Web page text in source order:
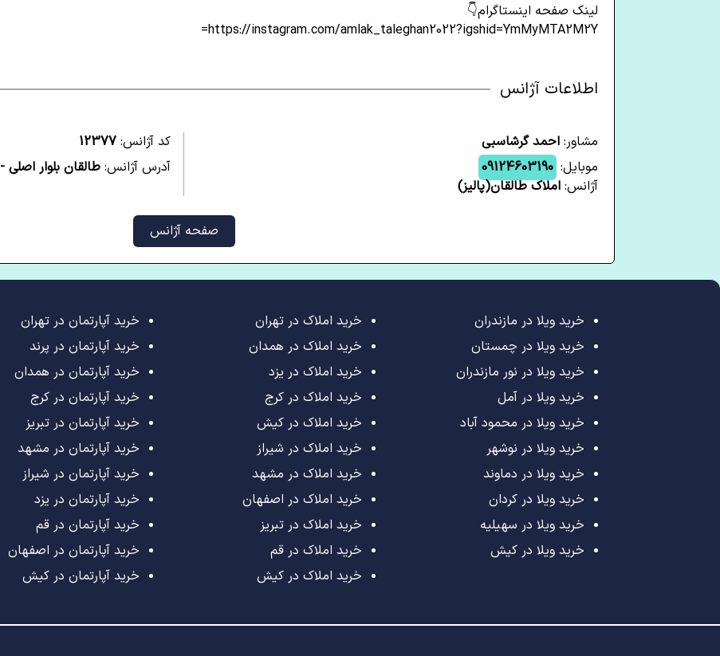
لینک صفحه اینستاگرام👇
https://instagram.com/amlak_taleghan2022?igshid=YmMyMTA2M2Y=
اطلاعات آژانس
مشاور: احمد گرشاسبی
موبایل: 09124603190
آژانس: املاک طالقان(پالیز)
کد آژانس: 12377
آدرس آژانس: طالقان بلوار اصلی -
صفحه آژانس
خرید ویلا در مازندران
خرید ویلا در چمستان
خرید ویلا در نور مازندران
خرید ویلا در آمل
خرید ویلا در محمود آباد
خرید ویلا در نوشهر
خرید ویلا در دماوند
خرید ویلا در کردان
خرید ویلا در سهیلیه
خرید ویلا در کیش
خرید املاک در تهران
خرید املاک در همدان
خرید املاک در یزد
خرید املاک در کرج
خرید املاک در کیش
خرید املاک در شیراز
خرید املاک در مشهد
خرید املاک در اصفهان
خرید املاک در تبریز
خرید املاک در قم
خرید املاک در کیش
خرید آپارتمان در تهران
خرید آپارتمان در پرند
خرید آپارتمان در همدان
خرید آپارتمان در کرج
خرید آپارتمان در تبریز
خرید آپارتمان در مشهد
خرید آپارتمان در شیراز
خرید آپارتمان در یزد
خرید آپارتمان در قم
خرید آپارتمان در اصفهان
خرید آپارتمان در کیش